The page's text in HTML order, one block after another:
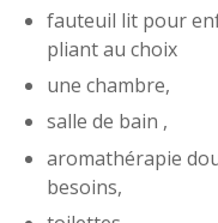
fauteuil lit pour
pliant au choix
une chambre,
salle de bain ,
aromathérapie
besoins,